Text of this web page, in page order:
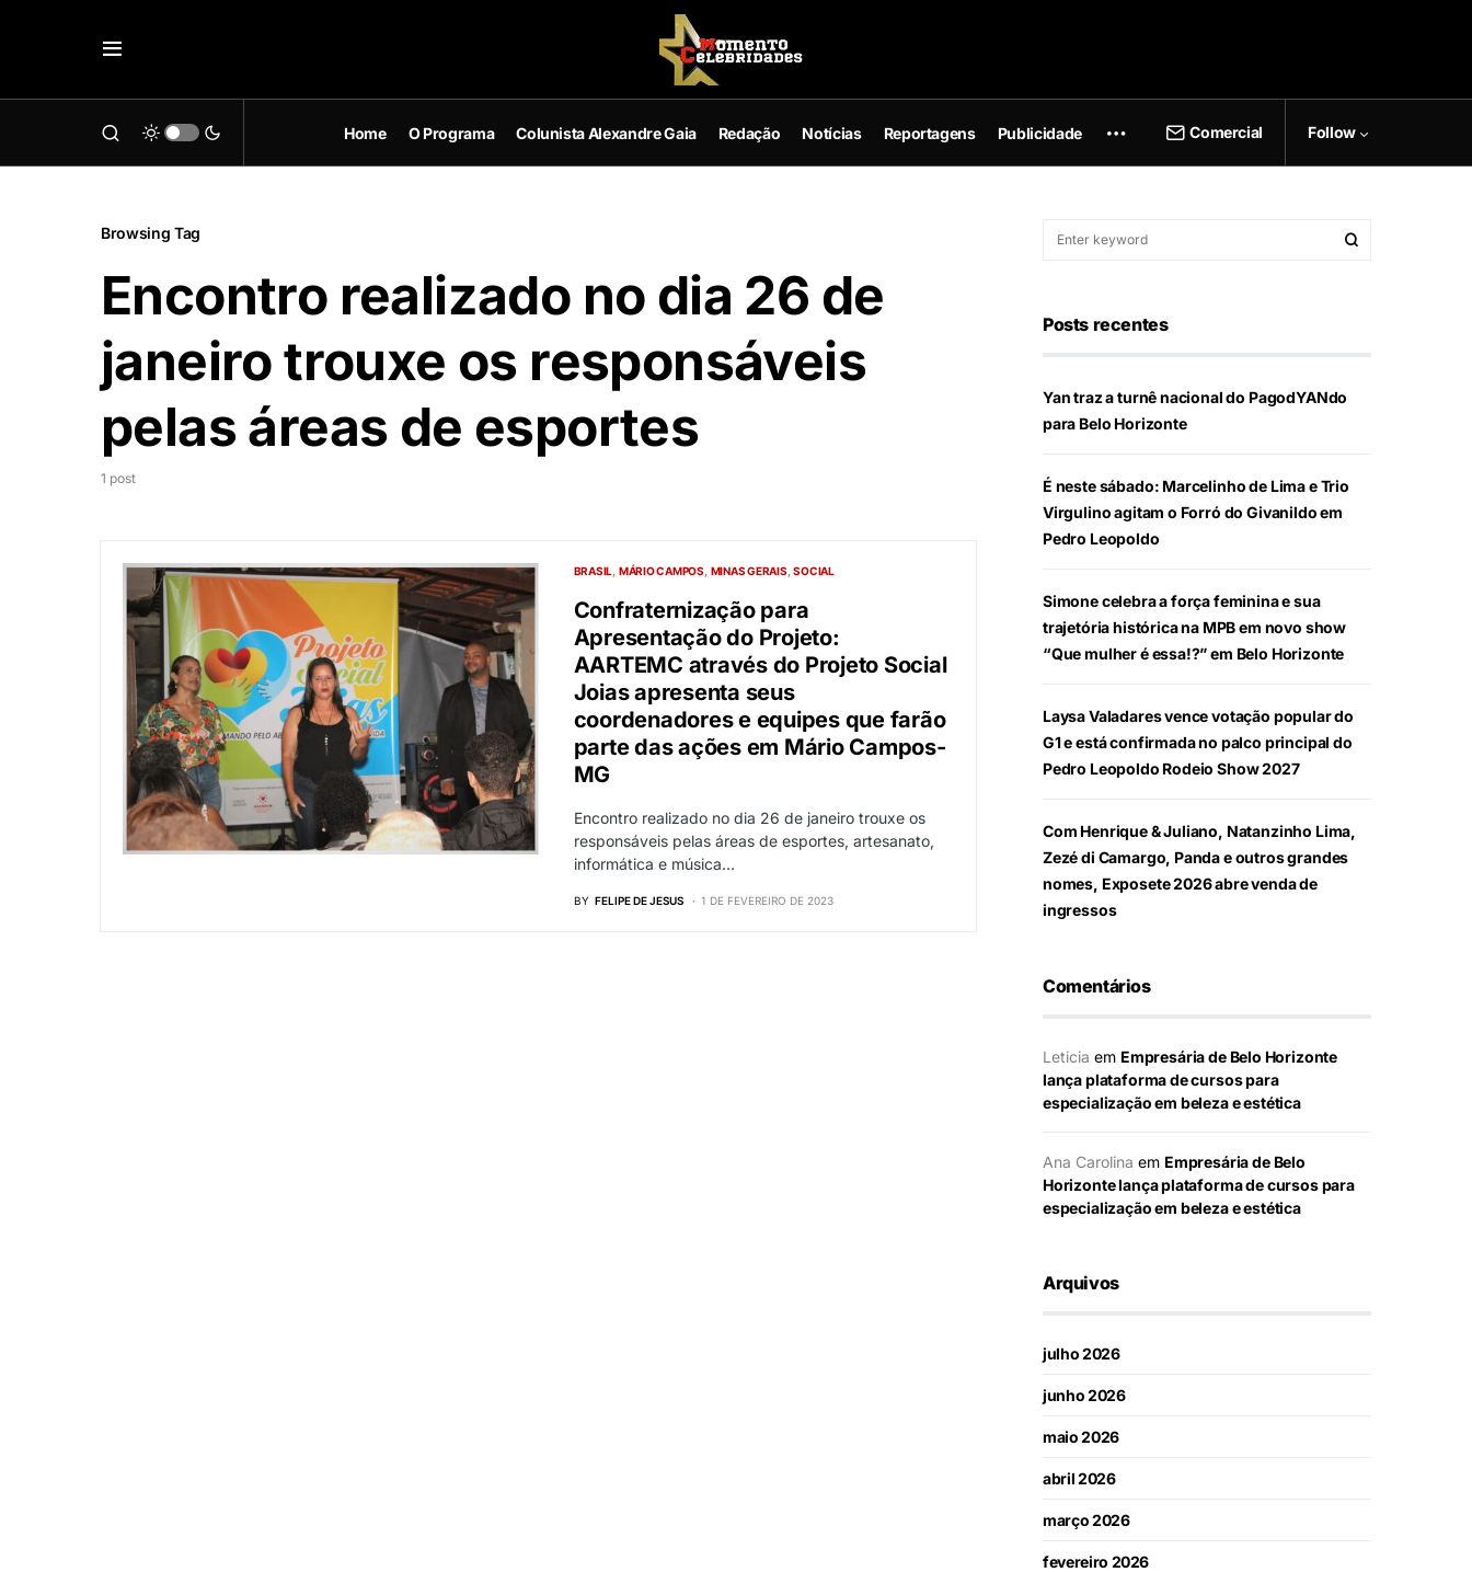
Home O Programa Colunista Alexandre Gaia Redação Notícias Reportagens Publicidade Comercial Follow
Browsing Tag
Encontro realizado no dia 26 de
janeiro trouxe os responsáveis
pelas áreas de esportes
1 post
BRASIL MÁRIO CAMPOS MINAS GERAIS SOCIAL
Confraternização para
Apresentação do Projeto:
AARTEMC através do Projeto Social
Joias apresenta seus
coordenadores e equipes que farão
parte das ações em Mário Campos-
MG
Encontro realizado no dia 26 de janeiro trouxe os
responsáveis pelas áreas de esportes, artesanato,
informática e música…
BY FELIPE DE JESUS 1 DE FEVEREIRO DE 2023
Posts recentes
Yan traz a turnê nacional do PagodYANdo
para Belo Horizonte
É neste sábado: Marcelinho de Lima e Trio
Virgulino agitam o Forró do Givanildo em
Pedro Leopoldo
Simone celebra a força feminina e sua
trajetória histórica na MPB em novo show
“Que mulher é essa!?” em Belo Horizonte
Laysa Valadares vence votação popular do
G1 e está confirmada no palco principal do
Pedro Leopoldo Rodeio Show 2027
Com Henrique & Juliano, Natanzinho Lima,
Zezé di Camargo, Panda e outros grandes
nomes, Exposete 2026 abre venda de
ingressos
Comentários
Leticia em Empresária de Belo Horizonte
lança plataforma de cursos para
especialização em beleza e estética
Ana Carolina em Empresária de Belo
Horizonte lança plataforma de cursos para
especialização em beleza e estética
Arquivos
julho 2026
junho 2026
maio 2026
abril 2026
março 2026
fevereiro 2026